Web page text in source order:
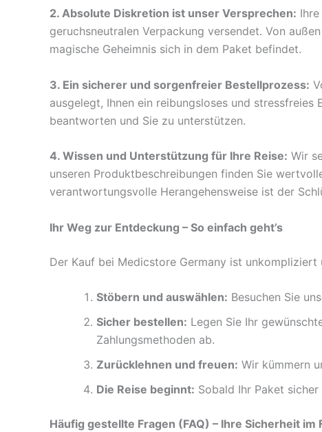
2. Absolute Diskretion ist unser Versprechen:
geruchsneutralen Verpackung versendet. Von
magische Geheimnis sich in dem Paket befindet.
3. Ein sicherer und sorgenfreier Bestellprozess:
ausgelegt, Ihnen ein reibungsloses und
beantworten und Sie zu unterstützen.
4. Wissen und Unterstützung für Ihre Reise: Wir
unseren Produktbeschreibungen finden Sie
verantwortungsvolle Herangehensweise ist der
Ihr Weg zur Entdeckung – So einfach geht’s
Der Kauf bei Medicstore Germany ist unkompliziert
Stöbern und auswählen: Besuchen Sie
Sicher bestellen: Legen Sie Ihr
Zahlungsmethoden ab.
Zurücklehnen und freuen: Wir kümmern
Die Reise beginnt: Sobald Ihr Paket
Häufig gestellte Fragen (FAQ) – Ihre Sicherheit im